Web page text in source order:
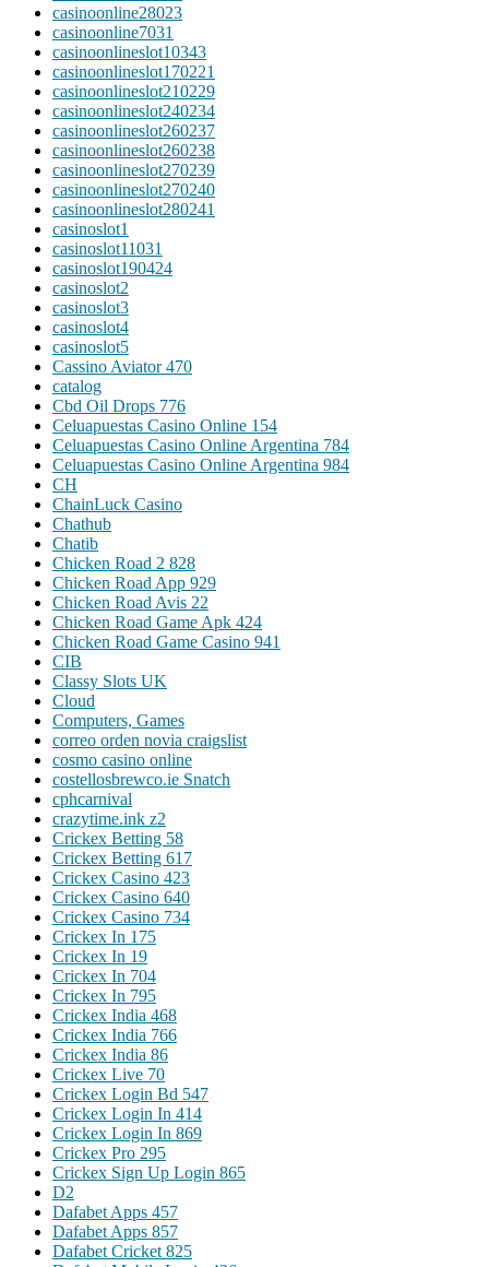
casinoonline28023
casinoonline7031
casinoonlineslot10343
casinoonlineslot170221
casinoonlineslot210229
casinoonlineslot240234
casinoonlineslot260237
casinoonlineslot260238
casinoonlineslot270239
casinoonlineslot270240
casinoonlineslot280241
casinoslot1
casinoslot11031
casinoslot190424
casinoslot2
casinoslot3
casinoslot4
casinoslot5
Cassino Aviator 470
catalog
Cbd Oil Drops 776
Celuapuestas Casino Online 154
Celuapuestas Casino Online Argentina 784
Celuapuestas Casino Online Argentina 984
CH
ChainLuck Casino
Chathub
Chatib
Chicken Road 2 828
Chicken Road App 929
Chicken Road Avis 22
Chicken Road Game Apk 424
Chicken Road Game Casino 941
CIB
Classy Slots UK
Cloud
Computers, Games
correo orden novia craigslist
cosmo casino online
costellosbrewco.ie Snatch
cphcarnival
crazytime.ink z2
Crickex Betting 58
Crickex Betting 617
Crickex Casino 423
Crickex Casino 640
Crickex Casino 734
Crickex In 175
Crickex In 19
Crickex In 704
Crickex In 795
Crickex India 468
Crickex India 766
Crickex India 86
Crickex Live 70
Crickex Login Bd 547
Crickex Login In 414
Crickex Login In 869
Crickex Pro 295
Crickex Sign Up Login 865
D2
Dafabet Apps 457
Dafabet Apps 857
Dafabet Cricket 825